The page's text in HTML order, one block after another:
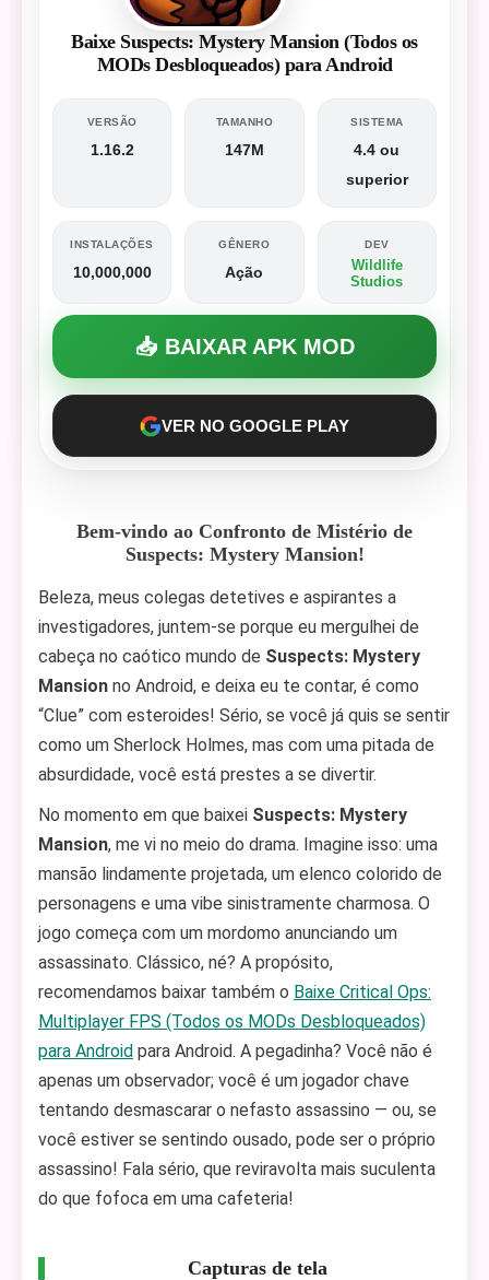
Baixe Suspects: Mystery Mansion (Todos os
MODs Desbloqueados) para Android
VERSÃO
1.16.2
TAMANHO
147M
SISTEMA
4.4 ou
superior
INSTALAÇÕES
10,000,000
GÊNERO
Ação
DEV
Wildlife
Studios
📥 BAIXAR APK MOD
VER NO GOOGLE PLAY
Bem-vindo ao Confronto de Mistério de
Suspects: Mystery Mansion!
Beleza, meus colegas detetives e aspirantes a
investigadores, juntem-se porque eu mergulhei de
cabeça no caótico mundo de Suspects: Mystery
Mansion no Android, e deixa eu te contar, é como
“Clue” com esteroides! Sério, se você já quis se sentir
como um Sherlock Holmes, mas com uma pitada de
absurdidade, você está prestes a se divertir.
No momento em que baixei Suspects: Mystery
Mansion, me vi no meio do drama. Imagine isso: uma
mansão lindamente projetada, um elenco colorido de
personagens e uma vibe sinistramente charmosa. O
jogo começa com um mordomo anunciando um
assassinato. Clássico, né? A propósito,
recomendamos baixar também o Baixe Critical Ops:
Multiplayer FPS (Todos os MODs Desbloqueados)
para Android para Android. A pegadinha? Você não é
apenas um observador; você é um jogador chave
tentando desmascarar o nefasto assassino — ou, se
você estiver se sentindo ousado, pode ser o próprio
assassino! Fala sério, que reviravolta mais suculenta
do que fofoca em uma cafeteria!
Capturas de tela